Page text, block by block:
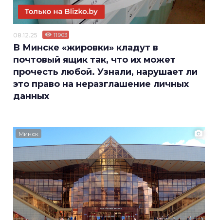
08.12.25 11903
В Минске «жировки» кладут в
почтовый ящик так, что их может
прочесть любой. Узнали, нарушает ли
это право на неразглашение личных
данных
Минск